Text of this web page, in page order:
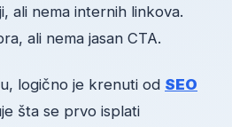
ali nema internih linkova.
ali nema jasan CTA.
logično je krenuti od SEO
šta se prvo isplati